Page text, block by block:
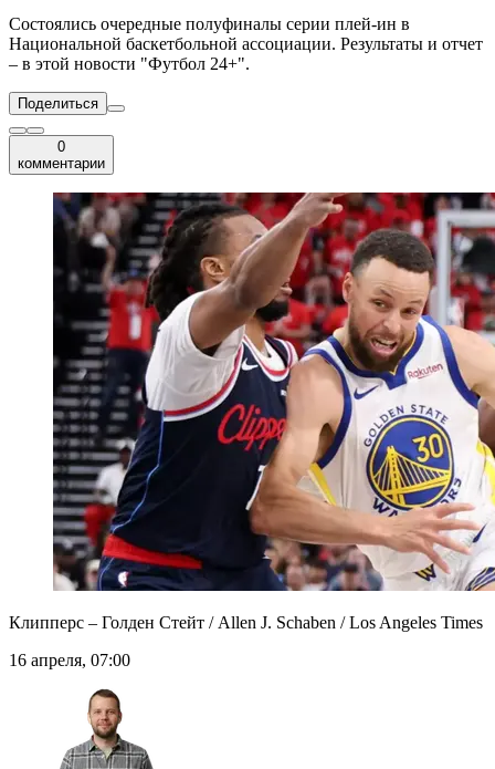
Состоялись очередные полуфиналы серии плей-ин в
Национальной баскетбольной ассоциации. Результаты и отчет
– в этой новости "Футбол 24+".
Поделиться
0
комментарии
Клипперс – Голден Стейт / Allen J. Schaben / Los Angeles Times
16 апреля, 07:00